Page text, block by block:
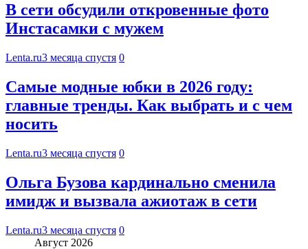
В сети обсудили откровенные фото
Инстасамки с мужем
Lenta.ru3 месяца спустя 0
Самые модные юбки в 2026 году:
главные тренды. Как выбрать и с чем
носить
Lenta.ru3 месяца спустя 0
Ольга Бузова кардинально сменила
имидж и вызвала ажиотаж в сети
Lenta.ru3 месяца спустя 0
Август 2026